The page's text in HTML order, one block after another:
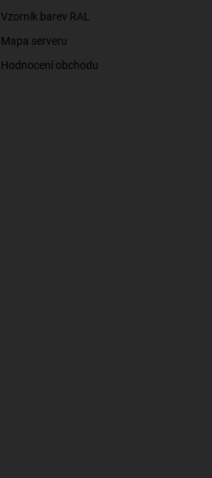
Vzorník barev RAL
Mapa serveru
Hodnocení obchodu